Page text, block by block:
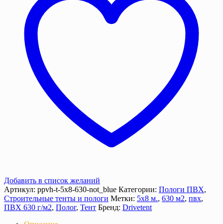
люверсами
Добавить в список желаний
Артикул: ppvh-t-5х8-630-not_blue Категории: Пологи ПВХ,
Строительные тенты и пологи Метки: 5х8 м., 630 м2, пвх,
ПВХ 630 г/м2, Полог, Тент Бренд: Drivetent